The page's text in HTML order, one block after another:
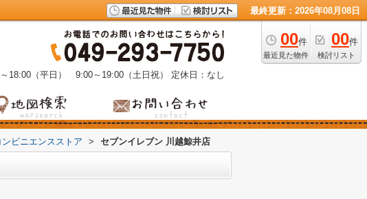
最終更新：2026年08月08日
00件
最近見た物件
00件
検討リスト
18:00（平日） 9:00～19:00（土日祝） 定休日：なし
ンビニエンスストア > セブンイレブン 川越鯨井店